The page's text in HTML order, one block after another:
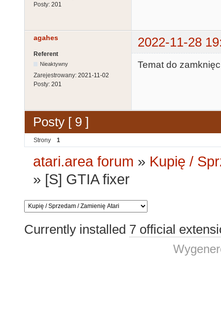
Posty: 201
agahes 2022-11-28
Referent
Nieaktywny
Zarejestrowany: 2021-11-02
Posty: 201
Temat do
Posty [ 9 ]
Strony 1
atari.area forum » Kupię /
» [S] GTIA fixer
Currently installed 7 official